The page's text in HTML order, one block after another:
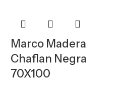
Marco Madera
Chaflan Negra
70X100